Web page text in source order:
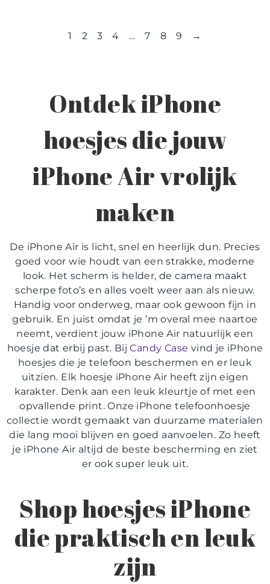
1 2 3 4 … 7 8 9 →
OntdekiPhone
hoesjesdie jouw
iPhone Air vrolijk
maken
De iPhone Air is licht, snel en heerlijk dun. Precies
goed voor wie houdt van een strakke, moderne
look. Het scherm is helder, de camera maakt
scherpe foto’s en alles voelt weer aan als nieuw.
Handig voor onderweg, maar ook gewoon fijn in
gebruik. En juist omdat je ’m overal mee naartoe
neemt, verdient jouw iPhone Air natuurlijk een
hoesje dat erbij past. BijCandy Case vind je iPhone
hoesjes die je telefoon beschermen en er leuk
uitzien. Elk hoesje iPhone Air heeft zijn eigen
karakter. Denk aan een leuk kleurtje of met een
opvallende print. Onze iPhone telefoonhoesje
collectie wordt gemaakt van duurzame materialen
die lang mooi blijven en goed aanvoelen. Zo heeft
je iPhone Air altijd de beste bescherming en ziet
er ook super leuk uit.
Shophoesjes iPhone
die praktisch en leuk
zijn